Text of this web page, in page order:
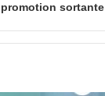
promotion sortante